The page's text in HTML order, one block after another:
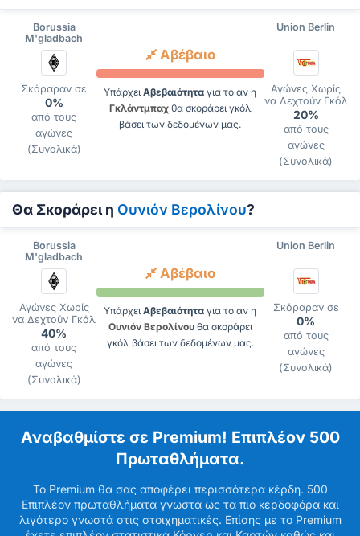
Borussia
M'gladbach
Union Berlin
Σκόραραν σε
0%
από τους
αγώνες
(Συνολικά)
Αβέβαιο
Υπάρχει Αβεβαιότητα για το αν η
Γκλάντμπαχθα σκοράρει γκόλ
βάσει των δεδομένων μας.
Αγώνες Χωρίς
να Δεχτούν Γκόλ
20%
από τους
αγώνες
(Συνολικά)
Θα Σκοράρει η Ουνιόν Βερολίνου?
Borussia
M'gladbach
Union Berlin
Αγώνες Χωρίς
να Δεχτούν Γκόλ
40%
από τους
αγώνες
(Συνολικά)
Αβέβαιο
Υπάρχει Αβεβαιότητα για το αν η
Ουνιόν Βερολίνουθα σκοράρει
γκόλ βάσει των δεδομένων μας.
Σκόραραν σε
0%
από τους
αγώνες
(Συνολικά)
Αναβαθμίστε σε Premium! Επιπλέον 500
Πρωταθλήματα.
Το Premium θα σας αποφέρει περισσότερα κέρδη. 500
Επιπλέον πρωταθλήματα γνωστά ως τα πιο κερδοφόρα και
λιγότερο γνωστά στις στοιχηματικές. Επίσης με το Premium